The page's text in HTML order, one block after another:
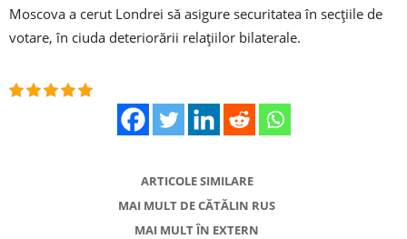
Moscova a cerut Londrei să asigure securitatea în secțiile de
votare, în ciuda deteriorării relațiilor bilaterale.
ARTICOLE SIMILARE
MAI MULT DE CĂTĂLIN RUS
MAI MULT ÎN EXTERN